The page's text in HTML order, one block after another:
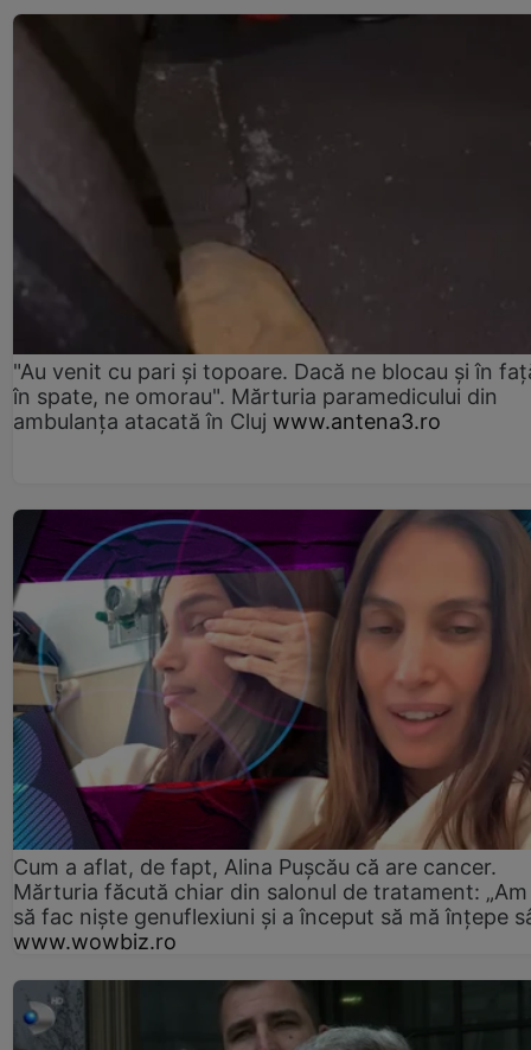
"Au venit cu pari și topoare. Dacă ne blocau şi în
în spate, ne omorau". Mărturia paramedicului din
ambulanţa atacată în Cluj www.antena3.ro
Cum a aflat, de fapt, Alina Pușcău că are cancer.
Mărturia făcută chiar din salonul de tratament:
să fac niște genuflexiuni și a început să mă înțepe
www.wowbiz.ro